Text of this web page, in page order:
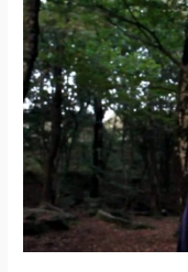
Bongir
–
Un
mélange
subtil
de
clichés
black
metal